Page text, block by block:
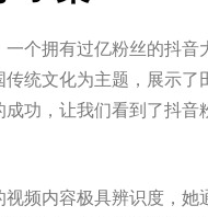
一个拥有过亿粉丝的抖音
传统文化为主题，展示了
成功，让我们看到了抖音
视频内容极具辨识度，她